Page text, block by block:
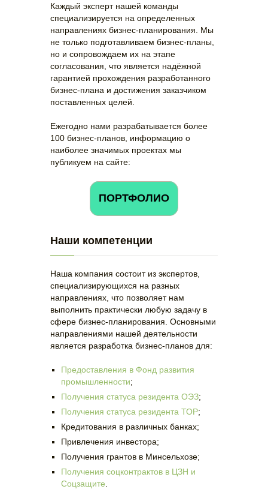
Каждый эксперт нашей команды
специализируется на определенных
направлениях бизнес-планирования. Мы
не только подготавливаем бизнес-планы,
но и сопровождаем их на этапе
согласования, что является надёжной
гарантией прохождения разработанного
бизнес-плана и достижения заказчиком
поставленных целей.
Ежегодно нами разрабатывается более
100 бизнес-планов, информацию о
наиболее значимых проектах мы
публикуем на сайте:
ПОРТФОЛИО
Наши компетенции
Наша компания состоит из экспертов,
специализирующихся на разных
направлениях, что позволяет нам
выполнить практически любую задачу в
сфере бизнес-планирования. Основными
направлениями нашей деятельности
является разработка бизнес-планов для:
Предоставления в Фонд развития
промышленности;
Получения статуса резидента ОЭЗ;
Получения статуса резидента ТОР;
Кредитования в различных банках;
Привлечения инвестора;
Получения грантов в Минсельхозе;
Получения соцконтрактов в ЦЗН и
Соцзащите